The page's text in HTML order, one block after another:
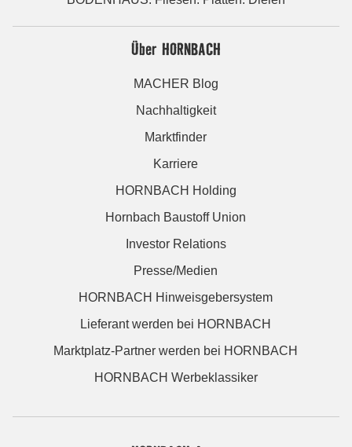
Über HORNBACH
MACHER Blog
Nachhaltigkeit
Marktfinder
Karriere
HORNBACH Holding
Hornbach Baustoff Union
Investor Relations
Presse/Medien
HORNBACH Hinweisgebersystem
Lieferant werden bei HORNBACH
Marktplatz-Partner werden bei HORNBACH
HORNBACH Werbeklassiker